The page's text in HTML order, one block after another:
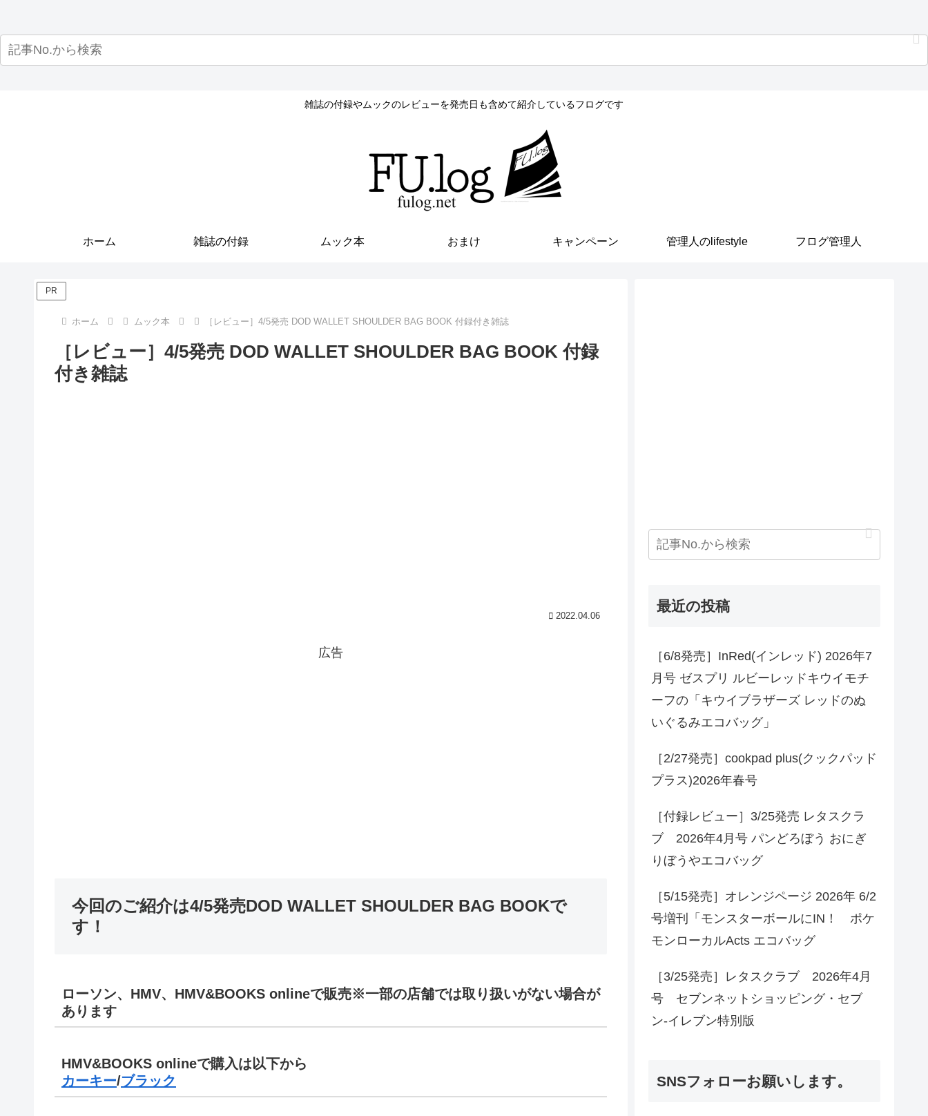
雑誌の付録やムックのレビューを発売日も含めて紹介しているフログです
ホーム 雑誌の付録 ムック本 おまけ キャンペーン 管理人のlifestyle フログ管理人
PR
ホーム ムック本 ［レビュー］4/5発売 DOD WALLET SHOULDER BAG BOOK 付録付き雑誌
［レビュー］4/5発売 DOD WALLET SHOULDER BAG BOOK 付録
付き雑誌
2022.04.06
広告
今回のご紹介は4/5発売DOD WALLET SHOULDER BAG BOOKで
す！
ローソン、HMV、HMV&BOOKS onlineで販売※一部の店舗では取り扱いがない場合が
あります
HMV&BOOKS onlineで購入は以下から
カーキー/ブラック
最近の投稿
［6/8発売］InRed(インレッド) 2026年7
月号 ゼスプリ ルビーレッドキウイモチ
ーフの「キウイブラザーズ レッドのぬ
いぐるみエコバッグ」
［2/27発売］cookpad plus(クックパッド
プラス)2026年春号
［付録レビュー］3/25発売 レタスクラ
ブ 2026年4月号 パンどろぼう おにぎ
りぼうやエコバッグ
［5/15発売］オレンジページ 2026年 6/2
号増刊「モンスターボールにIN！ ポケ
モンローカルActs エコバッグ
［3/25発売］レタスクラブ 2026年4月
号 セブンネットショッピング・セブ
ン‐イレブン特別版
SNSフォローお願いします。